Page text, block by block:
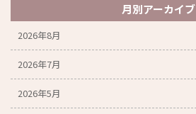
月別アーカイブ
2026年8月
2026年7月
2026年5月